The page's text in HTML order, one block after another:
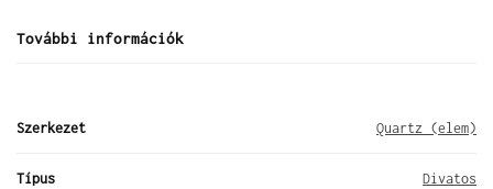
További információk
Szerkezet Quartz (elem)
Típus Divatos